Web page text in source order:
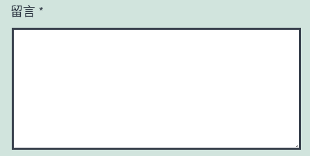
留言 *